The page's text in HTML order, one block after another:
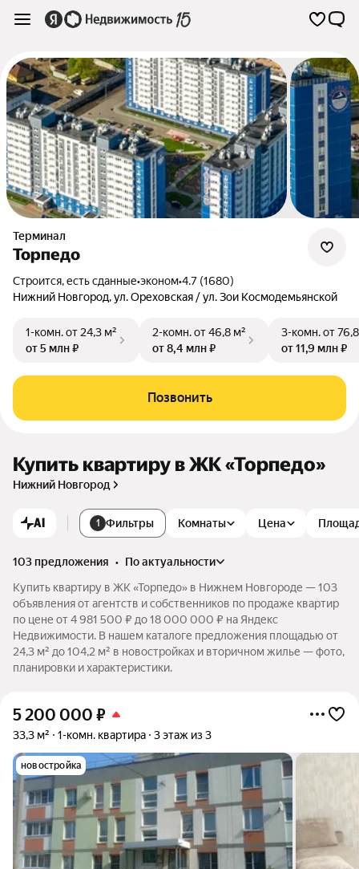
Терминал
Торпедо
Строится, есть сданные•эконом•4.7 (1680)
Нижний Новгород,ул. Ореховская / ул. Зои Космодемьянской
1-комн.от 24,3 м²
от 5 млн ₽
2-комн.от 46,8 м²
от 8,4 млн ₽
3-комн.от
от 11,9 млн ₽
Позвонить
Купить квартиру в ЖК «Торпедо»
Нижний Новгород
AI 1 Фильтры Комнаты Цена
103 предложения •
по актуальности
Купить квартиру в ЖК «Торпедо» в Нижнем Новгороде — 103
объявления от агентств и собственников по продаже квартир
по цене от 4 981 500 ₽ до 18 000 000 ₽ на Яндекс
Недвижимости. В нашем каталоге предложения площадью от
24,3 м² до 104,2 м² в новостройках и вторичном жилье — фото,
планировки и характеристики.
5 200 000 ₽
33,3 м² 1-комн. квартира 3 этаж из 3
новостройка